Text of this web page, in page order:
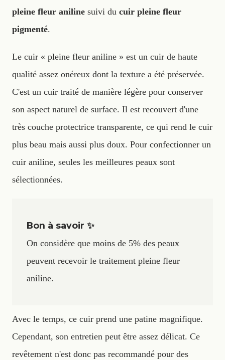
pleine fleur aniline suivi du cuir pleine fleur
pigmenté.
Le cuir « pleine fleur aniline » est un cuir de haute
qualité assez onéreux dont la texture a été préservée.
C'est un cuir traité de manière légère pour conserver
son aspect naturel de surface. Il est recouvert d'une
très couche protectrice transparente, ce qui rend le cuir
plus beau mais aussi plus doux. Pour confectionner un
cuir aniline, seules les meilleures peaux sont
sélectionnées.
Bon à savoir ✨
On considère que moins de 5% des peaux
peuvent recevoir le traitement pleine fleur
aniline.
Avec le temps, ce cuir prend une patine magnifique.
Cependant, son entretien peut être assez délicat. Ce
revêtement n'est donc pas recommandé pour des